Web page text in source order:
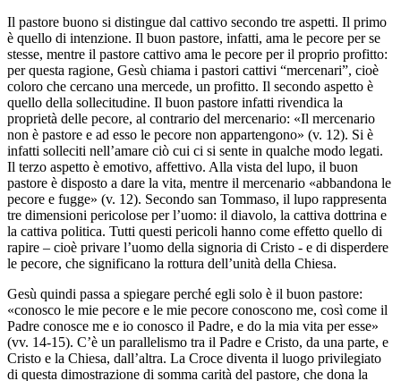
Il pastore buono si distingue dal cattivo secondo tre aspetti. Il primo
è quello di intenzione. Il buon pastore, infatti, ama le pecore per se
stesse, mentre il pastore cattivo ama le pecore per il proprio profitto:
per questa ragione, Gesù chiama i pastori cattivi “mercenari”, cioè
coloro che cercano una mercede, un profitto. Il secondo aspetto è
quello della sollecitudine. Il buon pastore infatti rivendica la
proprietà delle pecore, al contrario del mercenario: «Il mercenario
non è pastore e ad esso le pecore non appartengono» (v. 12). Si è
infatti solleciti nell’amare ciò cui ci si sente in qualche modo legati.
Il terzo aspetto è emotivo, affettivo. Alla vista del lupo, il buon
pastore è disposto a dare la vita, mentre il mercenario «abbandona le
pecore e fugge» (v. 12). Secondo san Tommaso, il lupo rappresenta
tre dimensioni pericolose per l’uomo: il diavolo, la cattiva dottrina e
la cattiva politica. Tutti questi pericoli hanno come effetto quello di
rapire – cioè privare l’uomo della signoria di Cristo - e di disperdere
le pecore, che significano la rottura dell’unità della Chiesa.
Gesù quindi passa a spiegare perché egli solo è il buon pastore:
«conosco le mie pecore e le mie pecore conoscono me, così come il
Padre conosce me e io conosco il Padre, e do la mia vita per esse»
(vv. 14-15). C’è un parallelismo tra il Padre e Cristo, da una parte, e
Cristo e la Chiesa, dall’altra. La Croce diventa il luogo privilegiato
di questa dimostrazione di somma carità del pastore, che dona la